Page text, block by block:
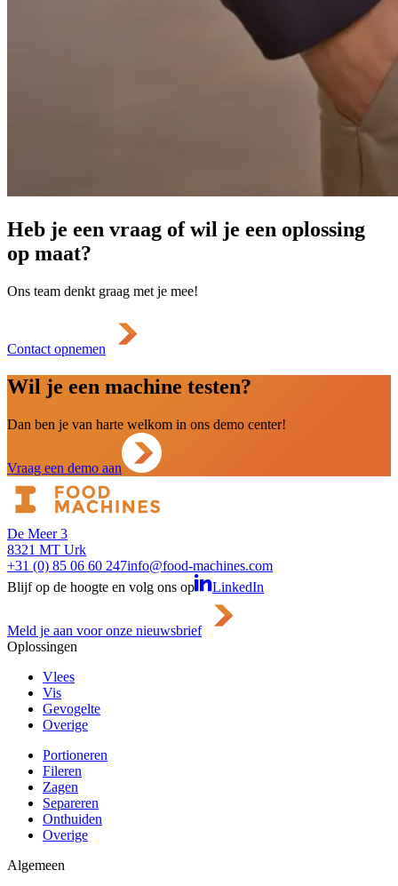
Heb je een vraag of wil je een oplossing
op maat?
Ons team denkt graag met je mee!
Contact opnemen
Wil je een machine testen?
Dan ben je van harte welkom in ons demo center!
Vraag een demo aan
De Meer 3
8321 MT Urk
+31 (0) 85 06 60 247info@food-machines.com
Blijf op de hoogte en volg ons op
LinkedIn
Meld je aan voor onze nieuwsbrief
Oplossingen
Vlees
Vis
Gevogelte
Overige
Portioneren
Fileren
Zagen
Separeren
Onthuiden
Overige
Algemeen